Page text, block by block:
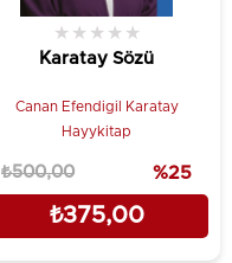
Karatay Sözü
★ ★ ★ ★ ★
Canan Efendigil Karatay
Hayykitap
₺375,00
₺500,00 %25